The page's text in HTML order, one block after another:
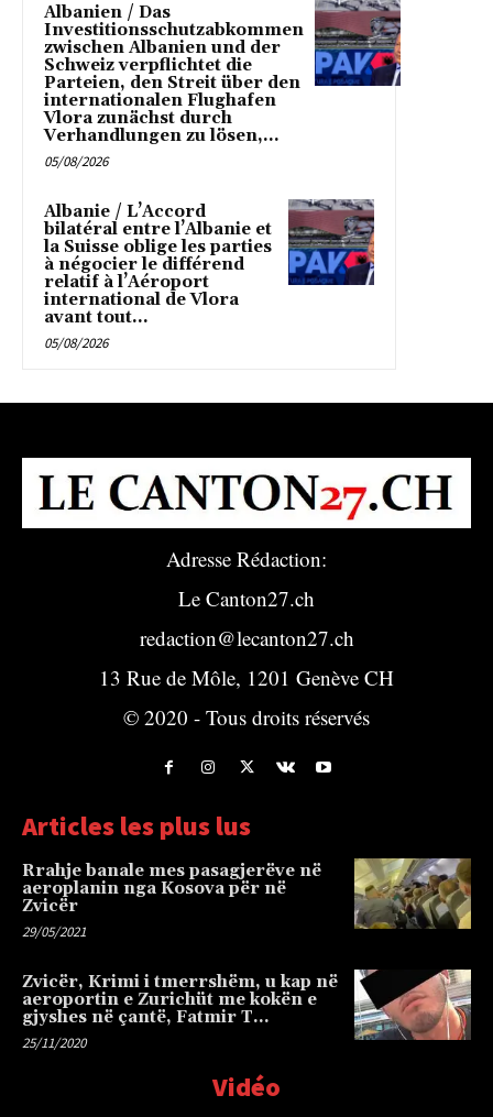
Albanien / Das
Investitionsschutzabkommen
zwischen Albanien und der
Schweiz verpflichtet die
Parteien, den Streit über den
internationalen Flughafen
Vlora zunächst durch
Verhandlungen zu lösen,...
05/08/2026
Albanie / L’Accord
bilatéral entre l’Albanie et
la Suisse oblige les parties
à négocier le différend
relatif à l’Aéroport
international de Vlora
avant tout...
05/08/2026
Adresse Rédaction:
Le Canton27.ch
redaction@lecanton27.ch
13 Rue de Môle, 1201 Genève CH
© 2020 - Tous droits réservés
Articles les plus lus
Rrahje banale mes pasagjerëve në
aeroplanin nga Kosova për në
Zvicër
29/05/2021
Zvicër, Krimi i tmerrshëm, u kap në
aeroportin e Zurichüt me kokën e
gjyshes në çantë, Fatmir T…
25/11/2020
Vidéo